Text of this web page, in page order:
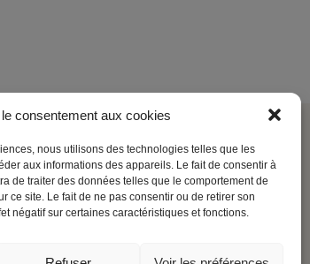
consentement aux cookies
nous utilisons des technologies telles que les
aux informations des appareils. Le fait de consentir à
de traiter des données telles que le comportement de
ce site. Le fait de ne pas consentir ou de retirer son
négatif sur certaines caractéristiques et fonctions.
Société
Contact
Mentions légales